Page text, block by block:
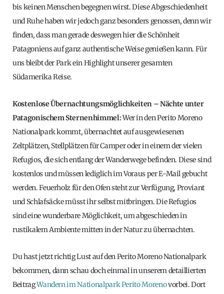
bis keinen Menschen begegnen wirst. Diese Abgeschiedenheit
und Ruhe haben wir jedoch ganz besonders genossen, denn wir
finden, dass man gerade deswegen hier die Schönheit
Patagoniens auf ganz authentische Weise genießen kann. Für
uns bleibt der Park ein Highlight unserer gesamten
Südamerika Reise.
Kostenlose Übernachtungsmöglichkeiten – Nächte unter
Patagonischem Sternenhimmel:Wer in den Perito Moreno
Nationalpark kommt, übernachtet auf ausgewiesenen
Zeltplätzen, Stellplätzen für Camper oder in einem der vielen
Refugios, die sich entlang der Wanderwege befinden. Diese sind
kostenlos und müssen lediglich im Voraus per E-Mail gebucht
werden. Feuerholz für den Ofen steht zur Verfügung, Proviant
und Schlafsäcke müsst ihr selbst mitbringen. Die Refugios
sind eine wunderbare Möglichkeit, um abgeschieden in
rustikalem Ambiente mitten in der Natur zu übernachten.
Du hast jetzt richtig Lust auf den Perito Moreno Nationalpark
bekommen, dann schau doch einmal in unserem detaillierten
BeitragWandern im Nationalpark Perito Morenovorbei. Dort